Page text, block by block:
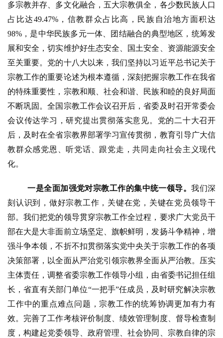
多宗教并存、多文化融合，五大宗教俱全，各少数民族人口
占比达49.47%，信教群众占比高，民族自治地方面积达
98%，是中华民族多元一体、团结融合的典型地区，统筹发
展和安全，切实维护好生态安全、国土安全、资源能源安全
至关重要。党的十八大以来，我们坚持以习近平总书记关于
宗教工作的重要论述为根本遵循，深刻把握宗教工作在我省
的特殊重要性，宗教和顺、社会和谐、民族和睦的良好局面
不断巩固。全国宗教工作会议召开后，省委及时召开常委会
会议传达学习，研究提出贯彻落实意见。党的二十大召开
后，及时在全省宗教界部署学习宣传贯彻，教育引导广大信
教群众感党恩、听党话、跟党走，共同走向社会主义现代
化。
一是全面加强党对宗教工作的集中统一领导。我们深
刻认识到，做好宗教工作，关键在党，关键在党员领导干
部。我们把党的领导贯穿宗教工作全过程，要求广大党员干
部在大是大非面前立场坚定、旗帜鲜明，发扬斗争精神，增
强斗争本领，不折不扣贯彻落实党中央关于宗教工作的各项
决策部署，以全面从严治党引领宗教界全面从严治教。压实
主体责任，调整省委宗教工作领导小组，由省委书记担任组
长，省直有关部门单位“一把手”任成员，及时研究解决宗教
工作中的重点难点问题，宗教工作的统筹协调更加有力有
效。完善了工作考核评价制度、绩效管理制度、督导检查制
度，构建起党委领导、政府管理、社会协同、宗教自律的宗